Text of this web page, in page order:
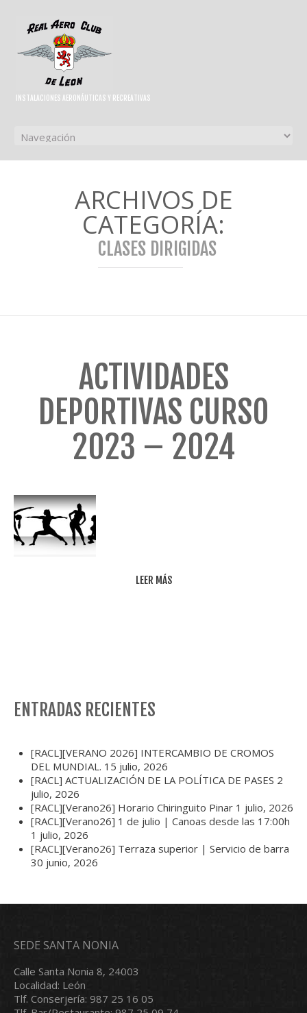
INSTALACIONES AERONÁUTICAS Y RECREATIVAS
ARCHIVOS DE
CATEGORÍA:
CLASES DIRIGIDAS
ACTIVIDADES
DEPORTIVAS CURSO
2023 – 2024
LEER MÁS
ENTRADAS RECIENTES
[RACL][VERANO 2026] INTERCAMBIO DE CROMOS
DEL MUNDIAL. 15 julio, 2026
[RACL] ACTUALIZACIÓN DE LA POLÍTICA DE PASES 2
julio, 2026
[RACL][Verano26] Horario Chiringuito Pinar 1 julio, 2026
[RACL][Verano26] 1 de julio | Canoas desde las 17:00h
1 julio, 2026
[RACL][Verano26] Terraza superior | Servicio de barra
30 junio, 2026
SEDE SANTA NONIA
Calle Santa Nonia 8, 24003
Localidad: León
Tlf. Conserjería: 987 25 16 05